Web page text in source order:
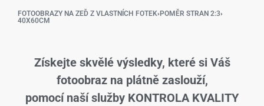
FOTOOBRAZY NA ZEĎ Z VLASTNÍCH FOTEK› POMĚR STRAN 2:3›
40X60CM
Získejte skvělé výsledky, které si Váš
fotoobraz na plátně zaslouží,
pomocí naší služby KONTROLA KVALITY